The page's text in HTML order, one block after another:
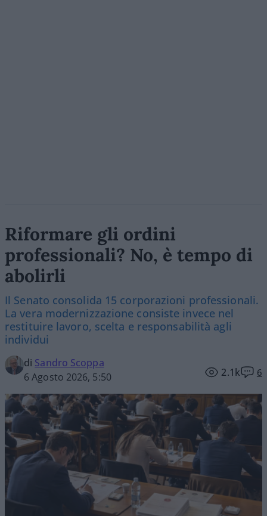
Riformare gli ordini
professionali? No, è tempo di
abolirli
Il Senato consolida 15 corporazioni professionali.
La vera modernizzazione consiste invece nel
restituire lavoro, scelta e responsabilità agli
individui
di Sandro Scoppa
6 Agosto 2026, 5:50
2.1k 6